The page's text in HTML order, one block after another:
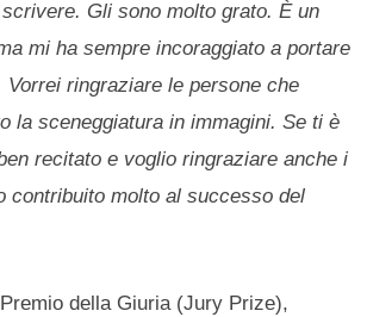
Gli sono molto grato. È un
mi ha sempre incoraggiato a portare
Vorrei ringraziare le persone che
la sceneggiatura in immagini. Se ti è
recitato e voglio ringraziare anche i
contribuito molto al successo del
della Giuria (Jury Prize),